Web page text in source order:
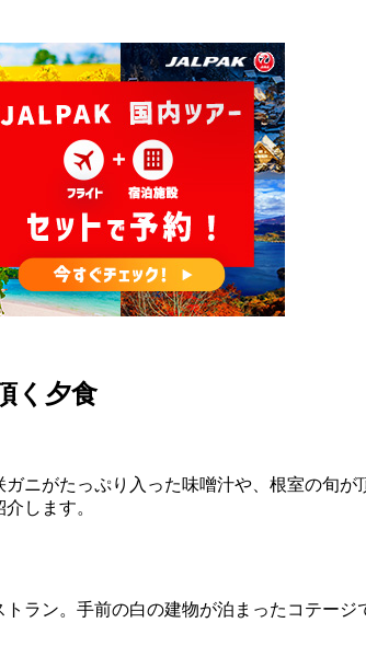
く夕食
ニがたっぷり入った味噌汁や、根室の旬
します。
ラン。手前の白の建物が泊まったコテージ